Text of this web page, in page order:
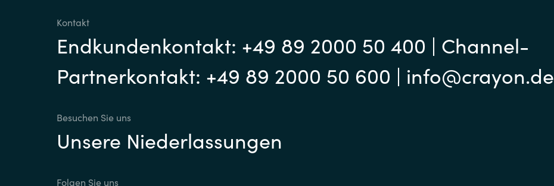
Kontakt
Endkundenkontakt: +49 89 2000 50 400 | Channel-
Partnerkontakt: +49 89 2000 50 600 | info@crayon.de
Besuchen Sie uns
Unsere Niederlassungen
Folgen Sie uns